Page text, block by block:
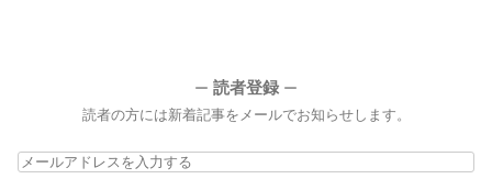
ー 読者登録 ー
読者の方には新着記事をメールでお知らせします。
メ